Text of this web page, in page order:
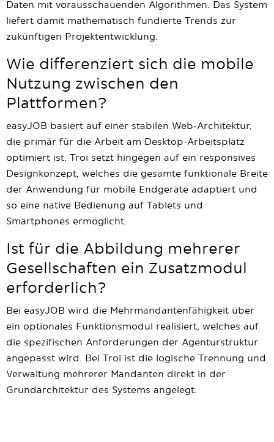
Daten mit vorausschauenden Algorithmen. Das System
liefert damit mathematisch fundierte Trends zur
zukünftigen Projektentwicklung.
Wie differenziert sich die mobile
Nutzung zwischen den
Plattformen?
easyJOB basiert auf einer stabilen Web-Architektur,
die primär für die Arbeit am Desktop-Arbeitsplatz
optimiert ist. Troi setzt hingegen auf ein responsives
Designkonzept, welches die gesamte funktionale Breite
der Anwendung für mobile Endgeräte adaptiert und
so eine native Bedienung auf Tablets und
Smartphones ermöglicht.
Ist für die Abbildung mehrerer
Gesellschaften ein Zusatzmodul
erforderlich?
Bei easyJOB wird die Mehrmandantenfähigkeit über
ein optionales Funktionsmodul realisiert, welches auf
die spezifischen Anforderungen der Agenturstruktur
angepasst wird. Bei Troi ist die logische Trennung und
Verwaltung mehrerer Mandanten direkt in der
Grundarchitektur des Systems angelegt.